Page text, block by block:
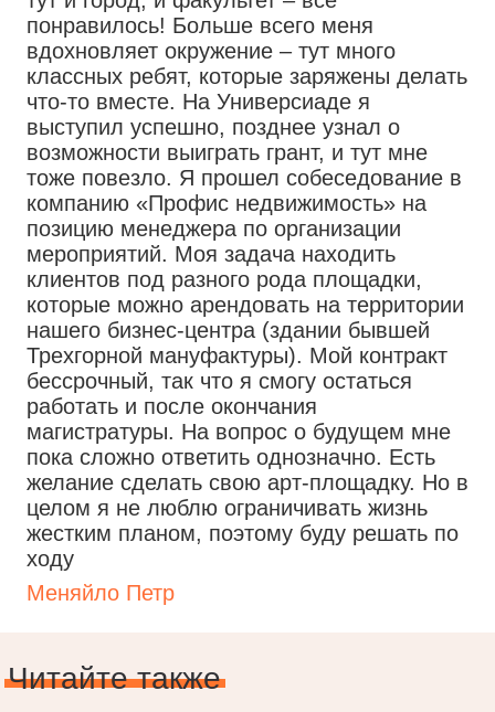
понравилось! Больше всего меня
вдохновляет окружение – тут много
классных ребят, которые заряжены делать
что-то вместе. На Универсиаде я
выступил успешно, позднее узнал о
возможности выиграть грант, и тут мне
тоже повезло. Я прошел собеседование в
компанию «Профис недвижимость» на
позицию менеджера по организации
мероприятий. Моя задача находить
клиентов под разного рода площадки,
которые можно арендовать на территории
нашего бизнес-центра (здании бывшей
Трехгорной мануфактуры). Мой контракт
бессрочный, так что я смогу остаться
работать и после окончания
магистратуры. На вопрос о будущем мне
пока сложно ответить однозначно. Есть
желание сделать свою арт-площадку. Но в
целом я не люблю ограничивать жизнь
жестким планом, поэтому буду решать по
ходу
Меняйло Петр
Читайте также